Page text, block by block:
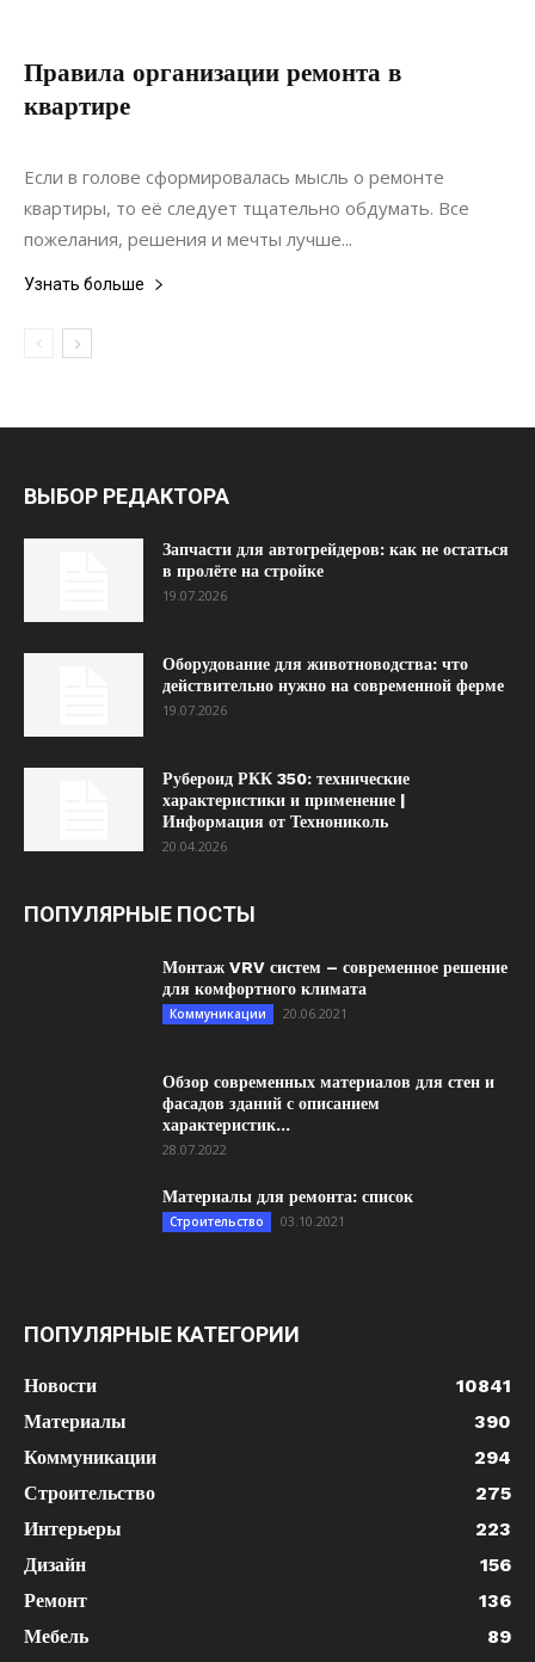
Правила организации ремонта в
квартире
07.06.2022
Если в голове сформировалась мысль о ремонте
квартиры, то её следует тщательно обдумать. Все
пожелания, решения и мечты лучше...
Узнать больше
ВЫБОР РЕДАКТОРА
Запчасти для автогрейдеров: как не остаться
в пролёте на стройке
19.07.2026
Оборудование для животноводства: что
действительно нужно на современной ферме
19.07.2026
Рубероид РКК 350: технические
характеристики и применение |
Информация от Технониколь
20.04.2026
ПОПУЛЯРНЫЕ ПОСТЫ
Монтаж VRV систем – современное решение
для комфортного климата
Коммуникации 20.06.2021
Обзор современных материалов для стен и
фасадов зданий с описанием
характеристик...
28.07.2022
Материалы для ремонта: список
Строительство 03.10.2021
ПОПУЛЯРНЫЕ КАТЕГОРИИ
Новости
10841
Материалы
390
Коммуникации
294
Строительство
275
Интерьеры
223
Дизайн
156
Ремонт
136
Мебель
89